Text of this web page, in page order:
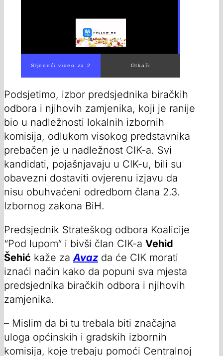
Podsjetimo, izbor predsjednika biračkih
odbora i njihovih zamjenika, koji je ranije
bio u nadležnosti lokalnih izbornih
komisija, odlukom visokog predstavnika
prebačen je u nadležnost CIK-a. Svi
kandidati, pojašnjavaju u CIK-u, bili su
obavezni dostaviti ovjerenu izjavu da
nisu obuhvaćeni odredbom člana 2.3.
Izbornog zakona BiH.
Predsjednik Strateškog odbora Koalicije
“Pod lupom“ i bivši član CIK-a Vehid
Šehić kaže za Avaz da će CIK morati
iznaći način kako da popuni sva mjesta
predsjednika biračkih odbora i njihovih
zamjenika.
– Mislim da bi tu trebala biti značajna
uloga općinskih i gradskih izbornih
komisija, koje trebaju pomoći Centralnoj